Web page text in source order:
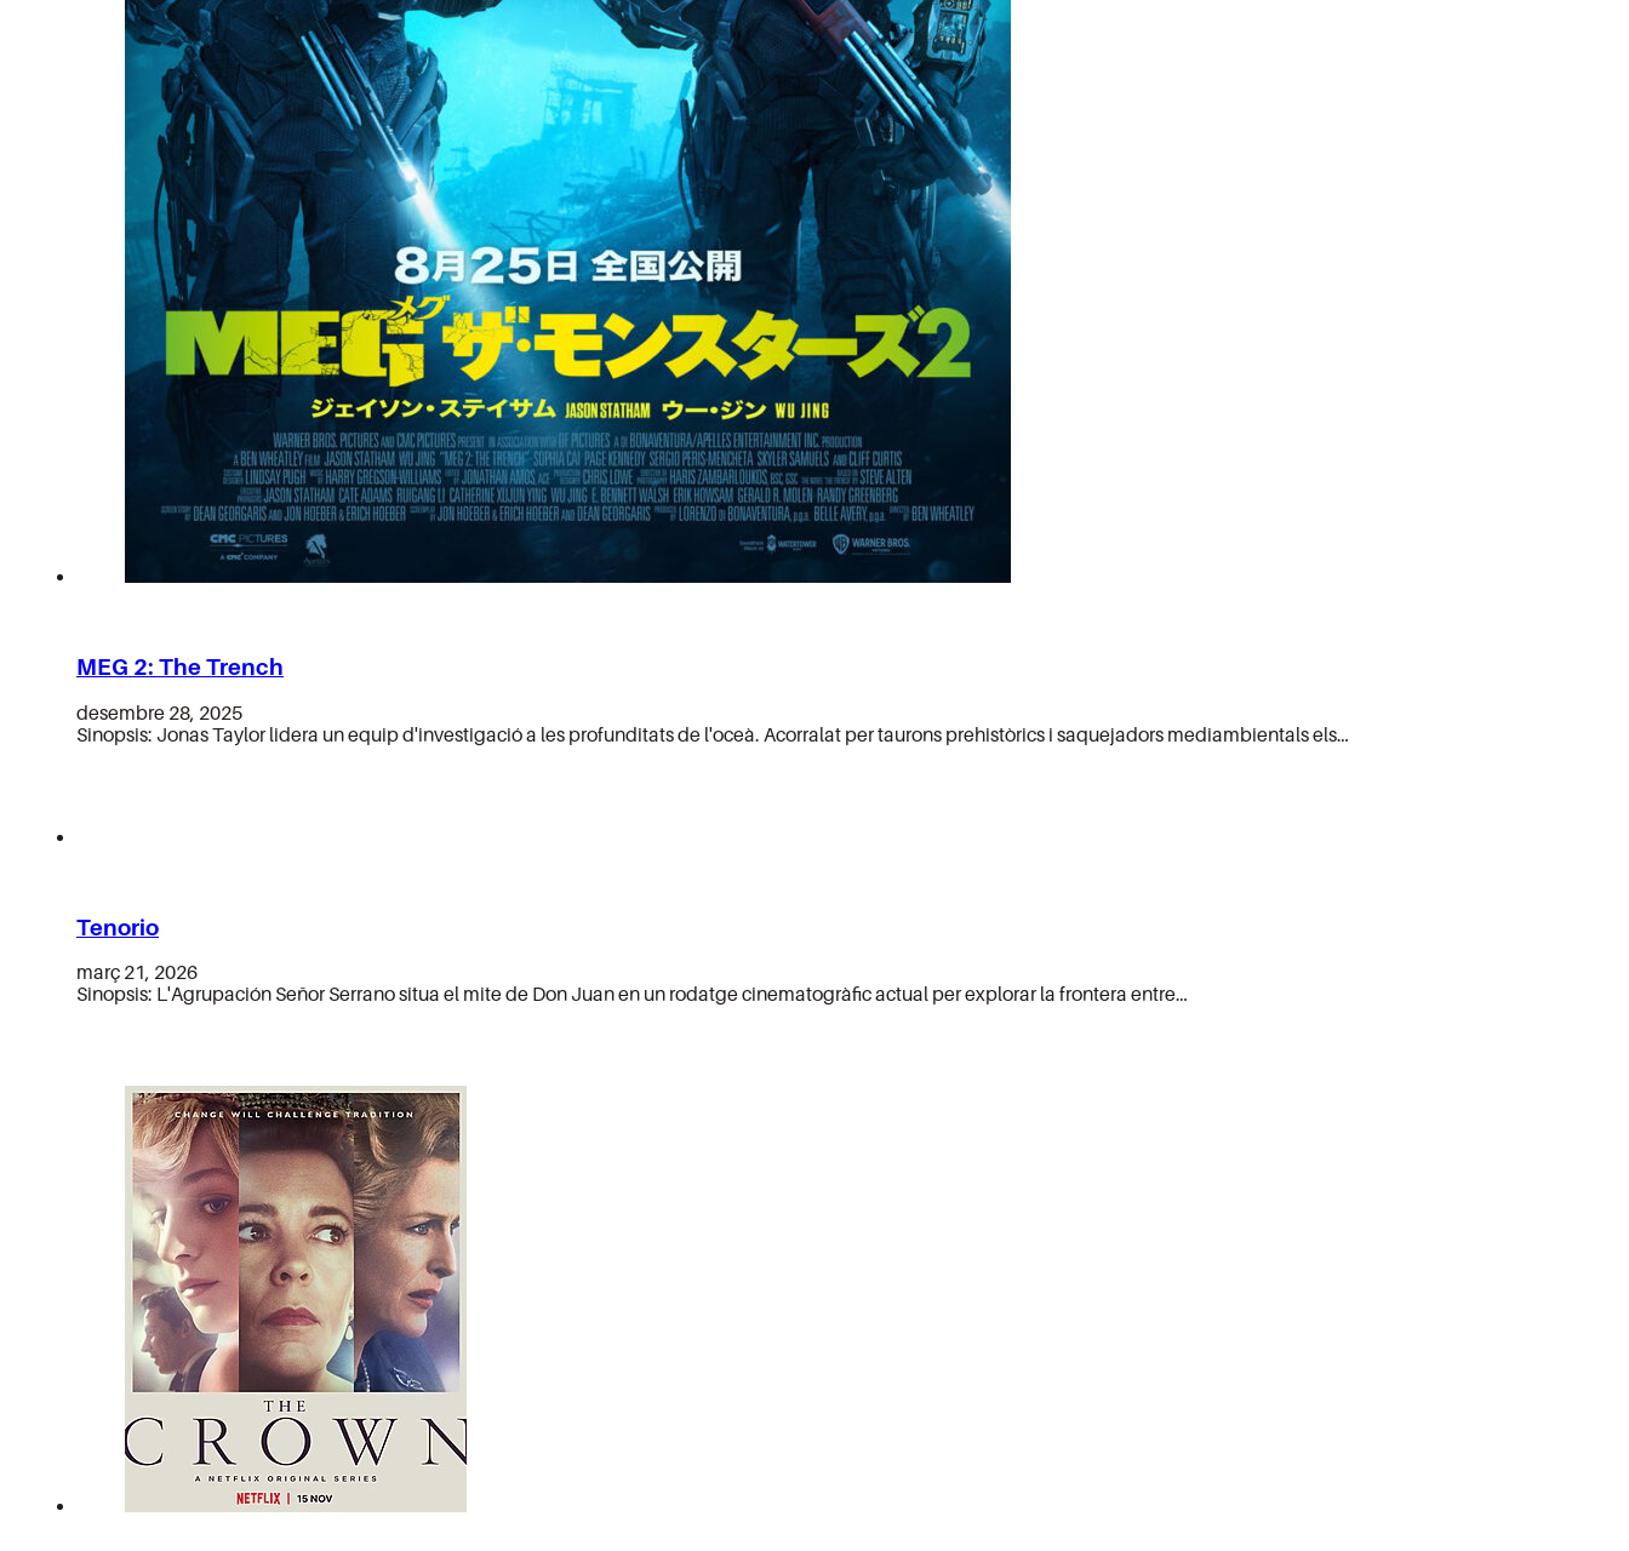
MEG 2: The Trench
desembre 28, 2025
Sinopsis: Jonas Taylor lidera un equip d'investigació a les profunditats de l'oceà. Acorralat per taurons prehistòrics i saquejadors mediambientals els…
Tenorio
març 21, 2026
Sinopsis: L'Agrupación Señor Serrano situa el mite de Don Juan en un rodatge cinematogràfic actual per explorar la frontera entre…